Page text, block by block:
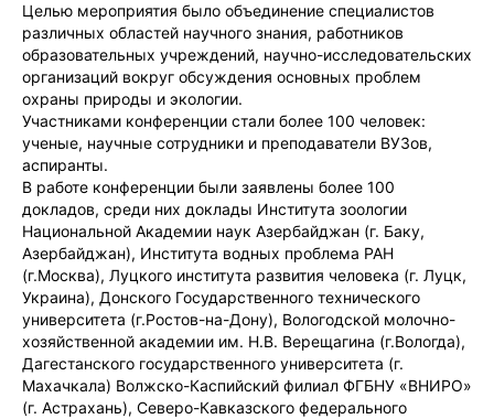
Целью мероприятия было объединение специалистов
различных областей научного знания, работников
образовательных учреждений, научно-исследовательских
организаций вокруг обсуждения основных проблем
охраны природы и экологии.
Участниками конференции стали более 100 человек:
ученые, научные сотрудники и преподаватели ВУЗов,
аспиранты.
В работе конференции были заявлены более 100
докладов, среди них доклады Института зоологии
Национальной Академии наук Азербайджан (г. Баку,
Азербайджан), Института водных проблема РАН
(г.Москва), Луцкого института развития человека (г. Луцк,
Украина), Донского Государственного технического
университета (г.Ростов-на-Дону), Вологодской молочно-
хозяйственной академии им. Н.В. Верещагина (г.Вологда),
Дагестанского государственного университета (г.
Махачкала) Волжско-Каспийский филиал ФГБНУ «ВНИРО»
(г. Астрахань), Северо-Кавказского федерального